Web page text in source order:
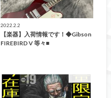
2022.2.2
【楽器】入荷情報です！◆Gibson
FIREBIRD V 等々■
買取告知